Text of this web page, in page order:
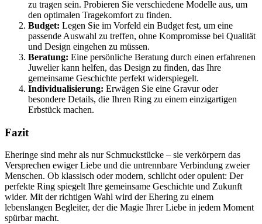
zu tragen sein. Probieren Sie verschiedene Modelle aus, um
den optimalen Tragekomfort zu finden.
Budget: Legen Sie im Vorfeld ein Budget fest, um eine
passende Auswahl zu treffen, ohne Kompromisse bei Qualität
und Design eingehen zu müssen.
Beratung: Eine persönliche Beratung durch einen erfahrenen
Juwelier kann helfen, das Design zu finden, das Ihre
gemeinsame Geschichte perfekt widerspiegelt.
Individualisierung: Erwägen Sie eine Gravur oder
besondere Details, die Ihren Ring zu einem einzigartigen
Erbstück machen.
Fazit
Eheringe sind mehr als nur Schmuckstücke – sie verkörpern das
Versprechen ewiger Liebe und die untrennbare Verbindung zweier
Menschen. Ob klassisch oder modern, schlicht oder opulent: Der
perfekte Ring spiegelt Ihre gemeinsame Geschichte und Zukunft
wider. Mit der richtigen Wahl wird der Ehering zu einem
lebenslangen Begleiter, der die Magie Ihrer Liebe in jedem Moment
spürbar macht.